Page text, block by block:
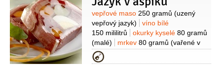
Suroviny
vepřové maso 250 gramů (uzený
vepřový jazyk)
víno bílé
150 mililitrů
okurky kyselé 80 gramů
(malé)
mrkev 80 gramů (vařené v
osolené vodě)
)
želatina25 gramů (v prášku )
ocet
Kategorie